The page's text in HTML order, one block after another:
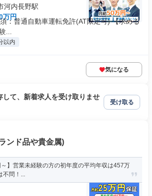
河内長野駅
万円
：普通自動車運転免許(AT限定可) 【求める
...
以内
気になる
して、新着求人を受け取りませ
受け取る
ンド品や貴金属)
～】営業未経験の方の初年度の平均年収は457万
不問！...